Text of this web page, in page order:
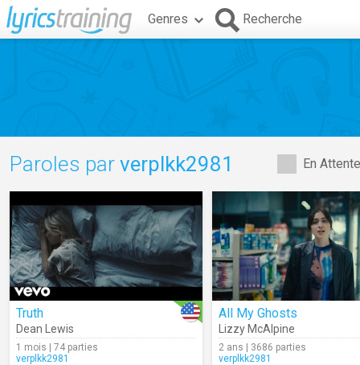
Genres Recherche
En
Paroles par verplkk2981
Truth
Dean Lewis
1 mois | 74 parties
verplkk2981
All My Ghosts
Lizzy McAlpine
2 ans | 3686 parties
verplkk2981